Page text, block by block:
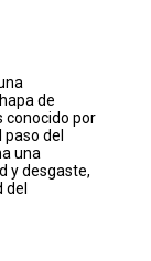
de
conocido por
del
una
y desgaste,